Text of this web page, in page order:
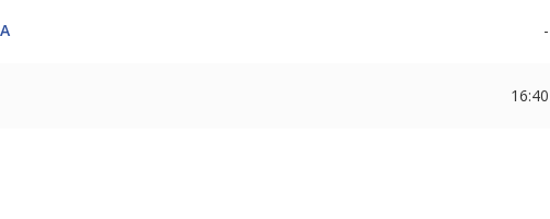
-
16:40